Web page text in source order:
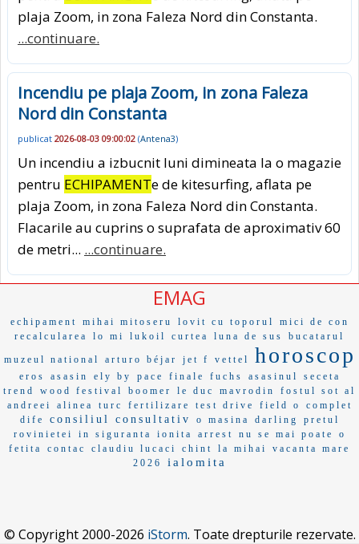
plaja Zoom, in zona Faleza Nord din Constanta.
...continuare.
Incendiu pe plaja Zoom, in zona Faleza
Nord din Constanta
publicat 2026-08-03 09:00:02 (Antena3)
Un incendiu a izbucnit luni dimineata la o magazie
pentru ECHIPAMENTe de kitesurfing, aflata pe
plaja Zoom, in zona Faleza Nord din Constanta.
Flacarile au cuprins o suprafata de aproximativ 60
de metri... ...continuare.
EMAG
echipament mihai mitoseru lovit cu toporul
mici de con
recalcularea
lo mi lukoil curtea luna de sus bucatarul
muzeul national arturo béjar jet f vettel horoscop
eros asasin ely by pace finale fuchs asasinul
seceta
trend
wood festival boomer le duc mavrodin
fostul sot al
andreei
alinea turc fertilizare test drive field o
complet
dife
consiliul consultativ o masina darling
pretul
rovinietei
in siguranta ionita arrest nu se mai poate
o
fetita
contac claudiu lucaci chint la mihai
vacanta mare
2026
ialomita
© Copyright 2000-2026 iStorm. Toate drepturile rezervate.